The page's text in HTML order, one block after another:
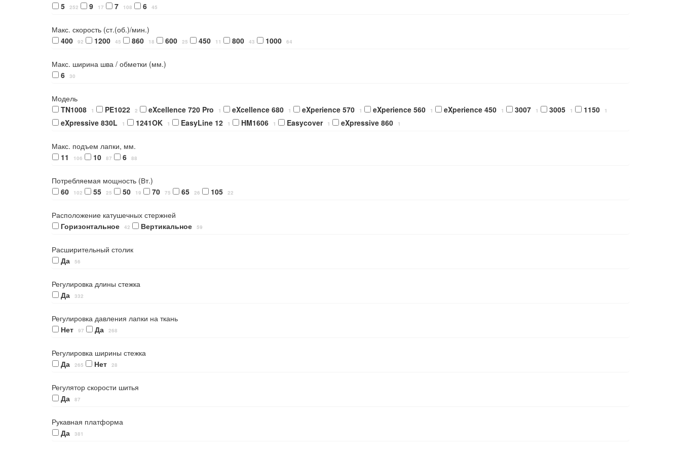
5
252 9 17 7 108 6 45
Макс. скорость (ст.(об.)/мин.)
400
92 1200 45 860 18 600 25 450 11 800 43 1000 64
Макс. ширина шва / обметки (мм.)
6
30
Модель
TN1008
1 PE1022 2 eXcellence 720 Pro 1 eXcellence 680 1 eXperience 570 1 eXperience 560 1 eXperience 450 1 3007 1 3005 1 1150 1
eXpressive 830L 1 1241OK 1 EasyLine 12 1 HM1606 1 Easycover 1 eXpressive 860 1
Макс. подъем лапки, мм.
11
106 10 87 6 88
Потребляемая мощность (Вт.)
60
102 55 25 50 19 70 75 65 26 105 22
Расположение катушечных стержней
Горизонтальное
42 Вертикальное 59
Расширительный столик
Да
56
Регулировка длины стежка
Да
332
Регулировка давления лапки на ткань
Нет
97 Да 268
Регулировка ширины стежка
Да
265 Нет 28
Регулятор скорости шитья
Да
87
Рукавная платформа
Да
381